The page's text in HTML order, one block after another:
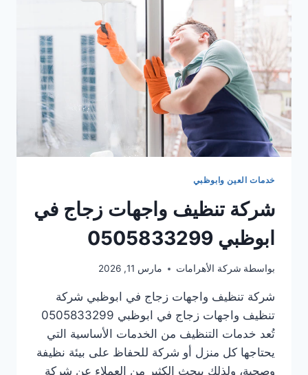
خدمات العين وابوظبي
شركة تنظيف واجهات زجاج في
ابوظبي 0505833299
بواسطة شركة الأهرامات مارس 11, 2026
شركة تنظيف واجهات زجاج في ابوظبي شركة
تنظيف واجهات زجاج في ابوظبي 0505833299
تُعد خدمات التنظيف من الخدمات الأساسية التي
يحتاجها كل منزل أو شركة للحفاظ على بيئة نظيفة
وصحية، ولذلك يبحث الكثير من العملاء عن شركة